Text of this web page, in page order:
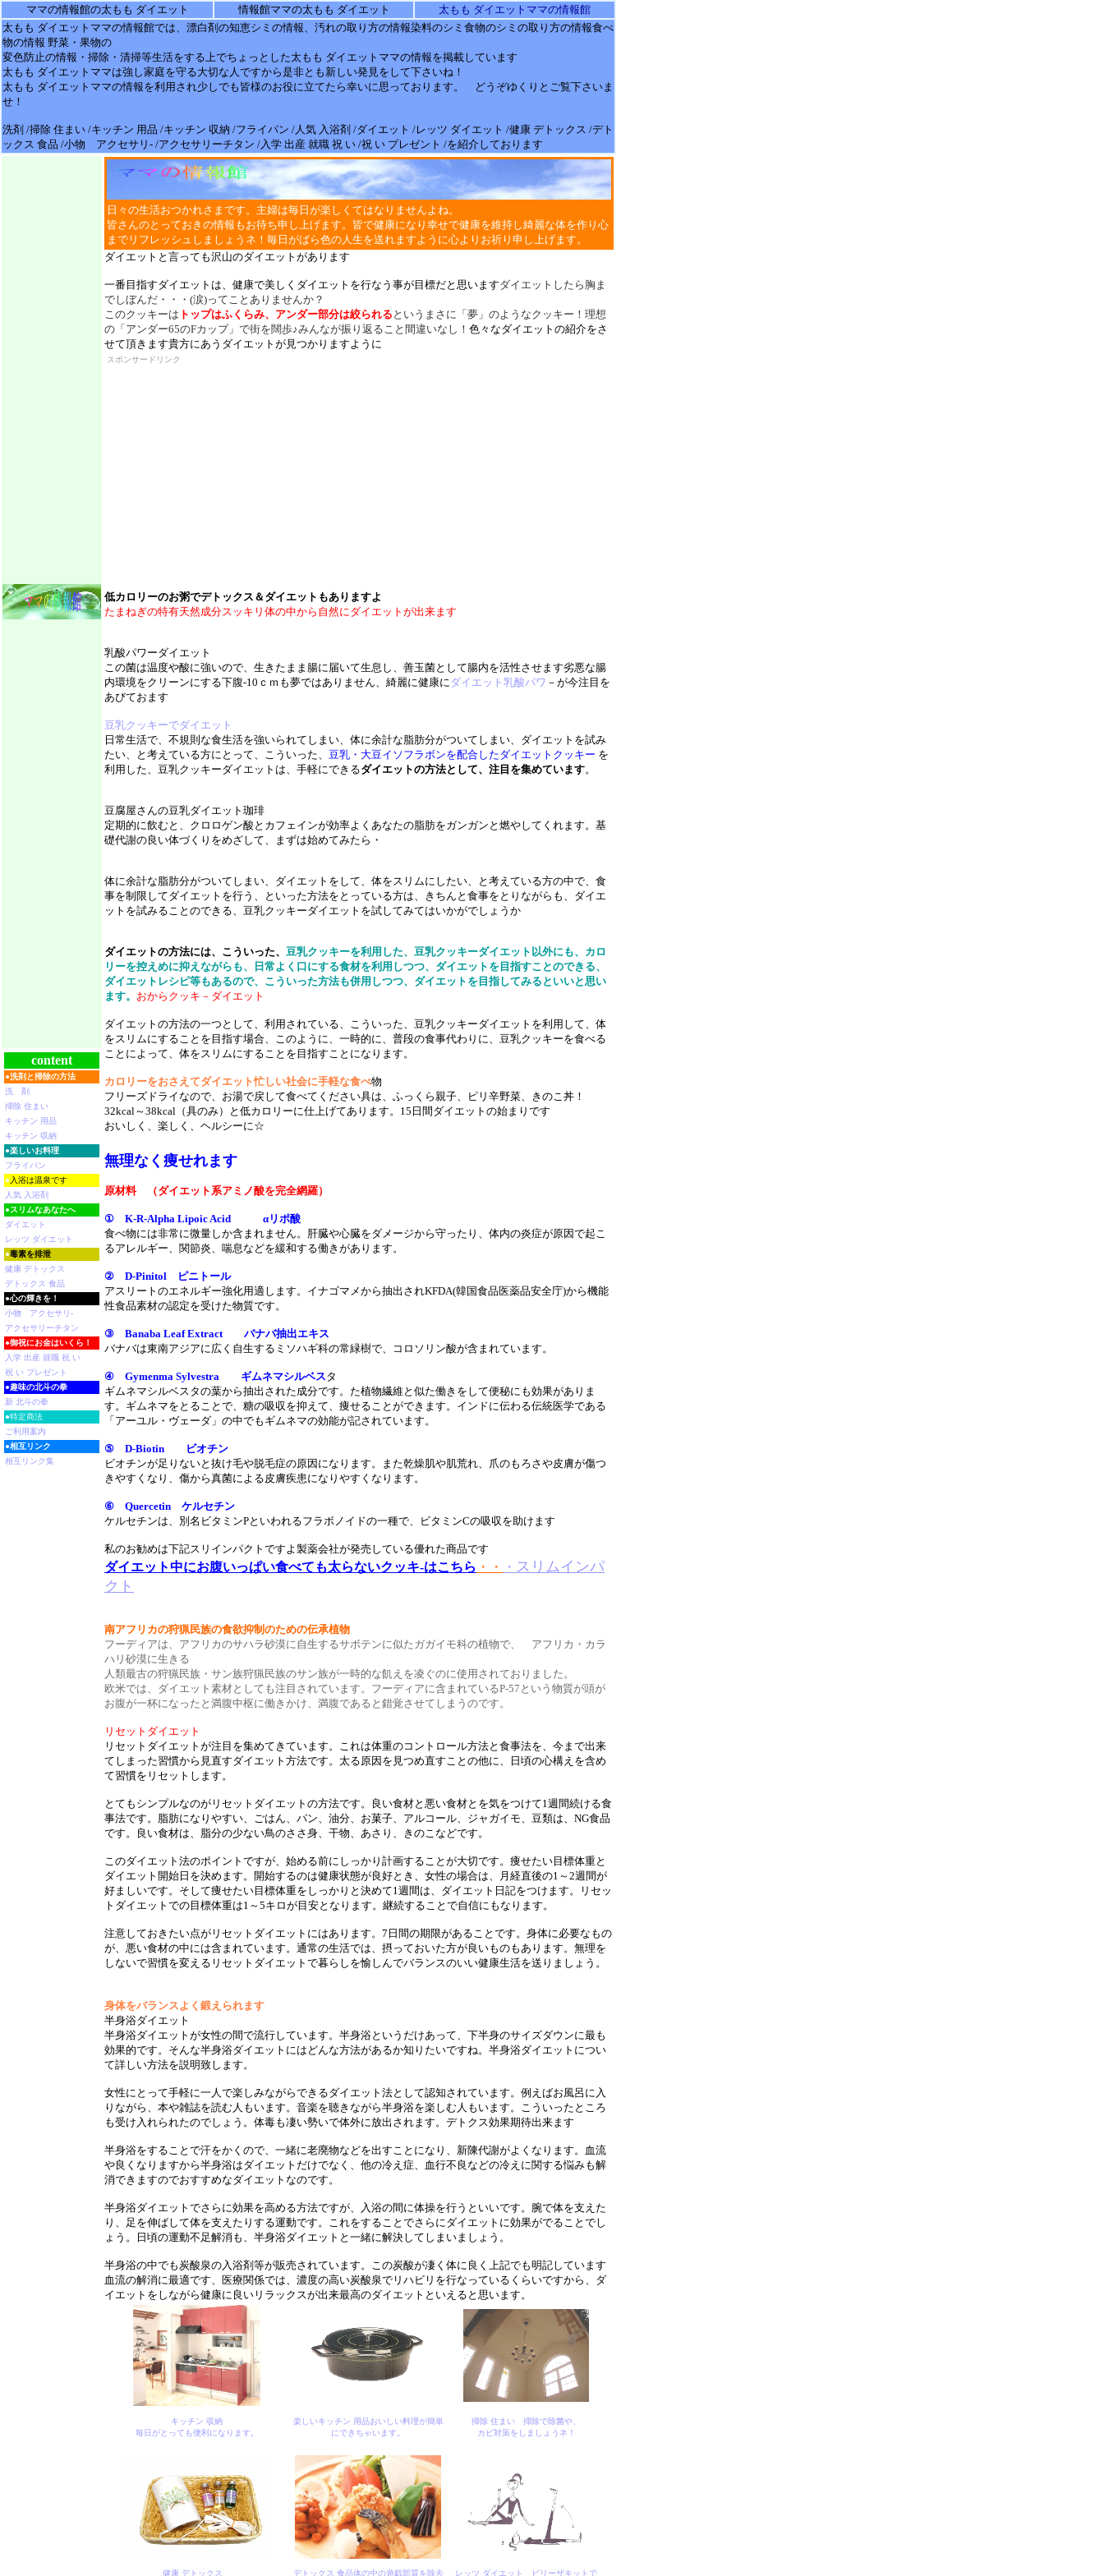
ママの情報館の太もも ダイエット 情報館ママの太もも ダイエット
太もも ダイエットママの情報館
太もも ダイエット ママの情報館では、漂白剤の知恵シミの情報、汚れの取り方の情報染料のシミ食物のシミの取り方の情報食べ
物の情報 野菜・果物の
変色防止の情報 ・掃除・清掃等生活をする上でちょっとした太もも ダイエット ママの情報を掲載しています
太もも ダイエット ママは強し家庭を守る大切な人ですから是非とも新しい発見をして下さいね！
太もも ダイエット ママの情報を利用され少しでも皆様のお役に立てたら幸いに思っております。 どうぞゆくりとご覧下さいま
せ！
洗剤 /掃除 住まい /キッチン 用品 /キッチン 収納 /フライパン /人気 入浴剤 /ダイエット /レッツ ダイエット /健康 デトックス /デト
ックス 食品 /小物 アクセサリ- /アクセサリーチタン /入学 出産 就職 祝 い /祝 い プレゼント /を紹介しております
日々の生活おつかれさまです。主婦は毎日が楽しくてはなりませんよね。
皆さんのとっておきの情報もお待ち申し上げます。皆で健康になり幸せで健康を維持し綺麗な体を作り心
までリフレッシュしましょうネ！毎日がばら色の人生を送れますように心よりお祈り申し上げます。
ダイエットと言っても沢山のダイエットがあります
一番目指すダイエットは、健康で美しくダイエットを行なう事が目標だと思いますダイエットしたら胸ま
でしぼんだ・・・(涙)ってことありませんか？
このクッキーは トップはふくらみ、アンダー部分は絞られる というまさに「夢」のようなクッキー！理想
の「アンダー65のFカップ」で街を闊歩♪みんなが振り返ること間違いなし！ 色々なダイエットの紹介をさ
せて頂きます貴方にあうダイエットが見つかりますように
スポンサードリンク
低カロリーのお粥でデトックス＆ダイエットもありますよ
たまねぎの特有天然成分スッキリ体の中から自然にダイエットが出来ます
乳酸パワーダイエット
この菌は温度や酸に強いので、生きたまま腸に届いて生息し、善玉菌として腸内を活性させます劣悪な腸
内環境をクリーンにする下腹-10ｃｍも夢ではありません、綺麗に健康に ダイエット乳酸パワ －が今注目を
あびておます
豆乳クッキーでダイエット
日常生活で、不規則な食生活を強いられてしまい、体に余計な脂肪分がついてしまい、ダイエットを試み
たい、と考えている方にとって、こういった、 豆乳・大豆イソフラボンを配合したダイエットクッキー を
利用した、豆乳クッキーダイエットは、手軽にできるダイエットの方法として、注目を集めています。
豆腐屋さんの豆乳ダイエット珈琲
定期的に飲むと、クロロゲン酸とカフェインが効率よくあなたの脂肪をガンガンと燃やしてくれます。基
礎代謝の良い体づくりをめざして、まずは始めてみたら・
体に余計な脂肪分がついてしまい、ダイエットをして、体をスリムにしたい、と考えている方の中で、食
事を制限してダイエットを行う、といった方法をとっている方は、きちんと食事をとりながらも、ダイエ
ットを試みることのできる、豆乳クッキーダイエットを試してみてはいかがでしょうか
ダイエットの方法には、こういった、 豆乳クッキーを利用した、豆乳クッキーダイエット以外にも、カロ
リーを控えめに抑えながらも、日常よく口にする食材を利用しつつ、ダイエットを目指すことのできる、
ダイエットレシピ等もあるので、こういった方法も併用しつつ、ダイエットを目指してみるといいと思い
ます。 おからクッキ－ダイエット
ダイエットの方法の一つとして、利用されている、こういった、豆乳クッキーダイエットを利用して、体
をスリムにすることを目指す場合、このように、一時的に、普段の食事代わりに、豆乳クッキーを食べる
ことによって、体をスリムにすることを目指すことになります。
カロリーをおさえてダイエット忙しい社会に手軽な食べ物
フリーズドライなので、お湯で戻して食べてください具は、ふっくら親子、ピリ辛野菜、きのこ丼！
32kcal～38kcal（具のみ）と低カロリーに仕上げてあります。15日間ダイエットの始まりです
おいしく、楽しく、ヘルシーに☆
無理なく痩せれます
原材料 （ダイエット系アミノ酸を完全網羅）
① K-R-Alpha Lipoic Acid αリポ酸
食べ物には非常に微量しか含まれません。肝臓や心臓をダメージから守ったり、体内の炎症が原因で起こ
るアレルギー、関節炎、喘息などを緩和する働きがあります。
② D-Pinitol ピニトール
アスリートのエネルギー強化用適します。イナゴマメから抽出されKFDA(韓国食品医薬品安全庁)から機能
性食品素材の認定を受けた物質です。
③ Banaba Leaf Extract バナバ抽出エキス
バナバは東南アジアに広く自生するミソハギ科の常緑樹で、コロソリン酸が含まれています。
④ Gymenma Sylvestra ギムネマシルベスタ
ギムネマシルベスタの葉から抽出された成分です。た植物繊維と似た働きをして便秘にも効果がありま
す。ギムネマをとることで、糖の吸収を抑えて、痩せることができます。インドに伝わる伝統医学である
「アーユル・ヴェーダ」の中でもギムネマの効能が記されています。
⑤ D-Biotin ビオチン
ビオチンが足りないと抜け毛や脱毛症の原因になります。また乾燥肌や肌荒れ、爪のもろさや皮膚が傷つ
きやすくなり、傷から真菌による皮膚疾患になりやすくなります。
⑥ Quercetin ケルセチン
ケルセチンは、別名ビタミンPといわれるフラボノイドの一種で、ビタミンCの吸収を助けます
私のお勧めは下記スリインパクトですよ製薬会社が発売している優れた商品です
ダイエット中にお腹いっぱい食べても太らないクッキ-はこちら ・・ ・ スリムインパ
クト
南アフリカの狩猟民族の食欲抑制のための伝承植物
フーディアは、アフリカのサハラ砂漠に自生するサボテンに似たガガイモ科の植物で、 アフリカ・カラ
ハリ砂漠に生きる
人類最古の狩猟民族・サン族狩猟民族のサン族が一時的な飢えを凌ぐのに使用されておりました。
欧米では、ダイエット素材としても注目されています。フーディアに含まれているP-57という物質が頭が
お腹が一杯になったと満腹中枢に働きかけ、満腹であると錯覚させてしまうのです。
リセットダイエット
リセットダイエットが注目を集めてきています。これは体重のコントロール方法と食事法を、今まで出来
てしまった習慣から見直すダイエット方法です。太る原因を見つめ直すことの他に、日頃の心構えを含め
て習慣をリセットします。
とてもシンプルなのがリセットダイエットの方法です。良い食材と悪い食材とを気をつけて1週間続ける食
事法です。脂肪になりやすい、ごはん、パン、油分、お菓子、アルコール、ジャガイモ、豆類は、NG食品
です。良い食材は、脂分の少ない鳥のささ身、干物、あさり、きのこなどです。
このダイエット法のポイントですが、始める前にしっかり計画することが大切です。痩せたい目標体重と
ダイエット開始日を決めます。開始するのは健康状態が良好とき、女性の場合は、月経直後の1～2週間が
好ましいです。そして痩せたい目標体重をしっかりと決めて1週間は、ダイエット日記をつけます。リセッ
トダイエットでの目標体重は1～5キロが目安となります。継続することで自信にもなります。
注意しておきたい点がリセットダイエットにはあります。7日間の期限があることです。身体に必要なもの
が、悪い食材の中には含まれています。通常の生活では、摂っておいた方が良いものもあります。無理を
しないで習慣を変えるリセットダイエットで暮らしを愉しんでバランスのいい健康生活を送りましょう。
身体をバランスよく鍛えられます
半身浴ダイエット
半身浴ダイエットが女性の間で流行しています。半身浴というだけあって、下半身のサイズダウンに最も
効果的です。そんな半身浴ダイエットにはどんな方法があるか知りたいですね。半身浴ダイエットについ
て詳しい方法を説明致します。
女性にとって手軽に一人で楽しみながらできるダイエット法として認知されています。例えばお風呂に入
りながら、本や雑誌を読む人もいます。音楽を聴きながら半身浴を楽しむ人もいます。こういったところ
も受け入れられたのでしょう。体毒も凄い勢いで体外に放出されます。デトクス効果期待出来ます
半身浴をすることで汗をかくので、一緒に老廃物などを出すことになり、新陳代謝がよくなります。血流
や良くなりますから半身浴はダイエットだけでなく、他の冷え症、血行不良などの冷えに関する悩みも解
消できますのでおすすめなダイエットなのです。
半身浴ダイエットでさらに効果を高める方法ですが、入浴の間に体操を行うといいです。腕で体を支えた
り、足を伸ばして体を支えたりする運動です。これをすることでさらにダイエットに効果がでることでし
ょう。日頃の運動不足解消も、半身浴ダイエットと一緒に解決してしまいましょう。
半身浴の中でも炭酸泉の入浴剤等が販売されています。この炭酸が凄く体に良く上記でも明記しています
血流の解消に最適です、医療関係では、濃度の高い炭酸泉でリハビリを行なっているくらいですから、ダ
イエットをしながら健康に良いリラックスが出来最高のダイエットといえると思います。
キッチン 収納
毎日がとっても便利になります。
楽しいキッチン 用品おいしい料理が簡単
にできちゃいます。
掃除 住まい 掃除で除菌や、
カビ対策をしましょうネ！
健康 デトックス デトックス 食品体の中の遊戯部質を除去 レッツ ダイエット ビリーザキットで
content
●洗剤と掃除の方法
洗 剤
掃除 住まい
キッチン 用品
キッチン 収納
●楽しいお料理
フライパン
● 入浴は温泉です
人気 入浴剤
●スリムなあなたへ
ダイエット
レッツ ダイエット
●毒素を排泄
健康 デトックス
デトックス 食品
●心の輝きを！
小物 アクセサリ-
アクセサリーチタン
●御祝にお金はいくら！
入学 出産 就職 祝 い
祝 い プレゼント
●趣味の北斗の拳
新 北斗の拳
●特定商法
ご利用案内
●相互リンク
相互リンク集